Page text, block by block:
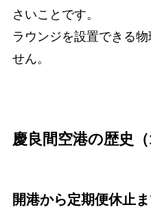
さいことです。
ラウンジを設置できる
せん。
慶良間空港の歴史（
開港から定期便休止